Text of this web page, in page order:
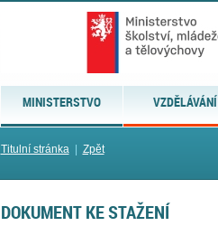
MINISTERSTVO VZDĚLÁVÁNÍ
Titulní stránka| Zpět
DOKUMENT KE STAŽENÍ